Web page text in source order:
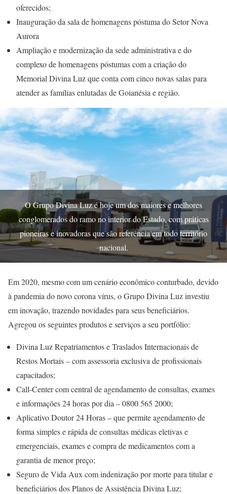
oferecidos;
Inauguração da sala de homenagens póstuma do Setor Nova
Aurora
Ampliação e modernização da sede administrativa e do
complexo de homenagens póstumas com a criação do
Memorial Divina Luz que conta com cinco novas salas para
atender as famílias enlutadas de Goianésia e região.
O Grupo Divina Luz é hoje um dos maiores e melhores
conglomerados do ramo no interior do Estado, com práticas
pioneiras e inovadoras que são referência em todo território
nacional.
Em 2020, mesmo com um cenário econômico conturbado, devido
à pandemia do novo corona vírus, o Grupo Divina Luz investiu
em inovação, trazendo novidades para seus beneficiários.
Agregou os seguintes produtos e serviços a seu portfólio:
Divina Luz Repatriamentos e Traslados Internacionais de
Restos Mortais – com assessoria exclusiva de profissionais
capacitados;
Call-Center com central de agendamento de consultas, exames
e informações 24 horas por dia – 0800 565 2000;
Aplicativo Doutor 24 Horas – que permite agendamento de
forma simples e rápida de consultas médicas eletivas e
emergenciais, exames e compra de medicamentos com a
garantia de menor preço;
Seguro de Vida Aux com indenização por morte para titular e
beneficiários dos Planos de Assistência Divina Luz;